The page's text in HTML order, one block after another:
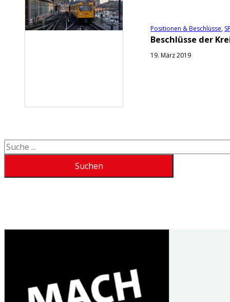
Positionen & Beschlüsse,
Beschlüsse der
19. März 2019
Suchen
Suchen